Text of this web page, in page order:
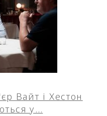
Вайт і Хестон
у…